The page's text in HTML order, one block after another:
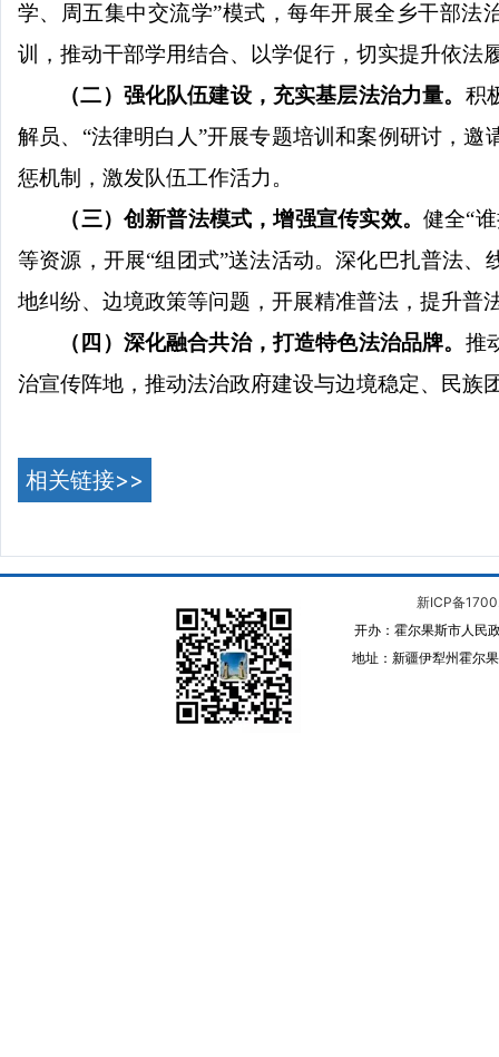
学、周五集中交流学”模式，每年开展全乡干部法
训，推动干部学用结合、以学促行，切实提升依法
（二）强化队伍建设，充实基层法治力量。 积
解员、 “法律明白人”开展专题培训和案例研讨，邀
惩机制，激发队伍工作活力。
（三）创新普法模式，增强宣传实效。 健全“
等资源，开展“组团式”送法活动。深化巴扎普法、
地纠纷、边境政策等问题，开展精准普法，提升普
（四）深化融合共治，打造特色法治品牌。 推
治宣传阵地 ， 推动法治政府建设与边境稳定、民族
相关链接>>
新ICP备
开办：霍尔果斯市人民
地址：新疆伊犁州霍